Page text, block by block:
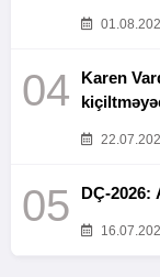
04
Karen
05 DÇ-2026: